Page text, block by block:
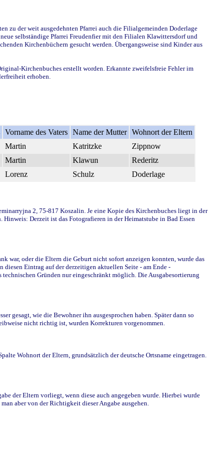
zu der weit ausgedehnten Pfarrei auch die Filialgemeinden Doderlage
selbständige Pfarrei Freudenfier mit den Filialen Klawittersdorf und
Kirchenbüchern gesucht werden. Übergangsweise sind Kinder aus
Kirchenbuches erstellt worden. Erkannte zweifelsfreie Fehler im
erhoben.
Vorname des Vaters Name der Mutter Wohnort der Eltern
Martin Katritzke
Zippnow
Martin Klawun
Rederitz
Lorenz Schulz Doderlage
2, 75-817 Koszalin. Je eine Kopie des Kirchenbuches liegt in der
Derzeit ist das Fotografieren in der Heimatstube in Bad Essen
war, oder die Eltern die Geburt nicht sofort anzeigen konnten, wurde das
Eintrag auf der derzeitigen aktuellen Seite - am Ende -
Gründen nur eingeschränkt möglich. Die Ausgabesortierung
gesagt, wie die Bewohner ihn ausgesprochen haben. Später dann so
nicht richtig ist, wurden Korrekturen vorgenommen.
Wohnort der Eltern, grundsätzlich der deutsche Ortsname eingetragen.
der Eltern vorliegt, wenn diese auch angegeben wurde. Hierbei wurde
aber von der Richtigkeit dieser Angabe ausgehen.